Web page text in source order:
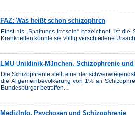
FAZ: Was heißt schon schizophren
Einst als „Spaltungs-Irresein“ bezeichnet, ist
Krankheiten könnte sie völlig verschiedene
LMU Uniklinik-München, Schizophrenie
Die Schizophrenie stellt eine der
die Allgemeinbevölkerung von 1% an
Bundesbürger betroffen...
MedizInfo, Psychosen und Schizophrenie